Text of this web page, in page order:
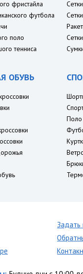
фристайла
футбола
поло
тенниса
ОБУВЬ
Поло
Задать